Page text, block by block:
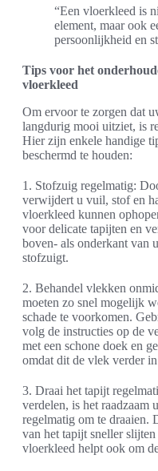
“Een vloerkleed is
element, maar ook
persoonlijkheid en
Tips voor het
vloerkleed
Om ervoor te zorgen dat
langdurig mooi uitziet, is
Hier zijn enkele handige
beschermd te houden:
1. Stofzuig regelmatig:
verwijdert u vuil, stof en
vloerkleed kunnen
voor delicate tapijten en
boven- als onderkant van
stofzuigt.
2. Behandel vlekken
moeten zo snel mogelijk
schade te voorkomen.
volg de instructies op de
met een schone doek en
omdat dit de vlek verder
3. Draai het tapijt
verdelen, is het raadzaam
regelmatig om te draaien.
van het tapijt sneller
vloerkleed helpt ook om